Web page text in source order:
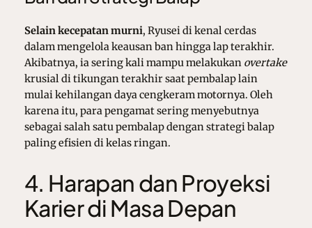
Selain kecepatan murni, Ryusei di kenal cerdas
dalam mengelola keausan ban hingga lap terakhir.
Akibatnya, ia sering kali mampu melakukan overtake
krusial di tikungan terakhir saat pembalap lain
mulai kehilangan daya cengkeram motornya. Oleh
karena itu, para pengamat sering menyebutnya
sebagai salah satu pembalap dengan strategi balap
paling efisien di kelas ringan.
4. Harapan dan Proyeksi
Karier di Masa Depan